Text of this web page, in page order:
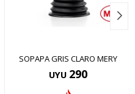
SOPAPA GRIS CLARO MERY
UYU 290